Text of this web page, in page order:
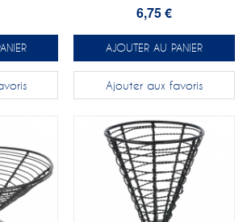
6,75 €
AJOUTER AU PANIER
Ajouter aux favoris